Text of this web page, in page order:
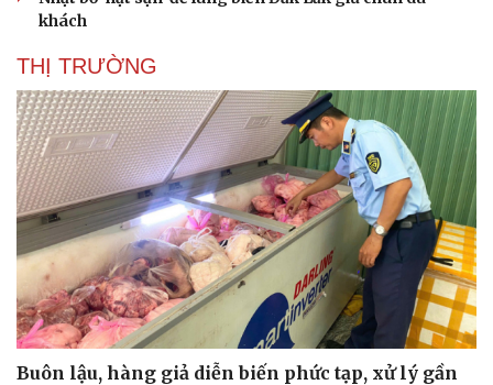
khách
THỊ TRƯỜNG
Buôn lậu, hàng giả diễn biến phức tạp, xử lý gần